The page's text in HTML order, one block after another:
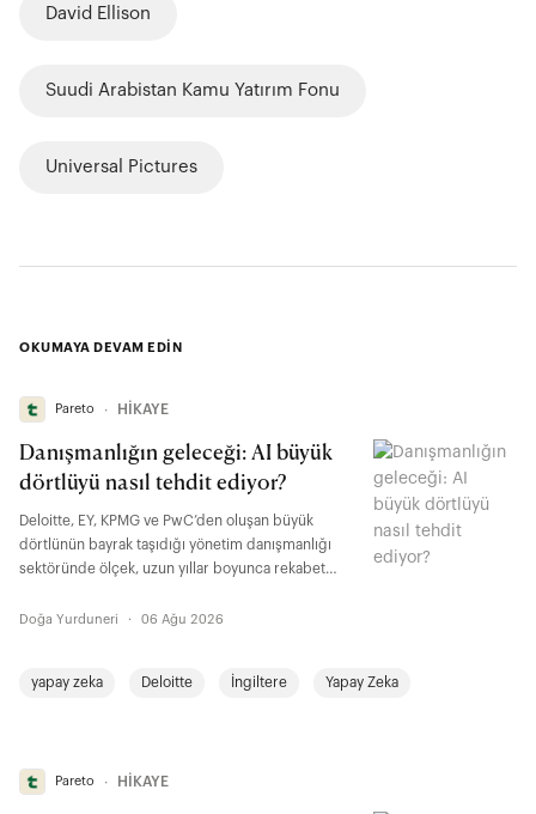
David Ellison
Suudi Arabistan Kamu Yatırım Fonu
Universal Pictures
OKUMAYA DEVAM EDİN
Pareto ∙ HİKAYE
Danışmanlığın geleceği: AI büyük
dörtlüyü nasıl tehdit ediyor?
Deloitte, EY, KPMG ve PwC’den oluşan büyük
dörtlünün bayrak taşıdığı yönetim danışmanlığı
sektöründe ölçek, uzun yıllar boyunca rekabet
denklemi büyük oranda değiştirmeye başladı.
mümkün kılan bu teknoloji, küçük danışmanlık
Doğa Yurduneri · 06 Ağu 2026
yapay zeka Deloitte İngiltere Yapay Zeka
Pareto ∙ HİKAYE